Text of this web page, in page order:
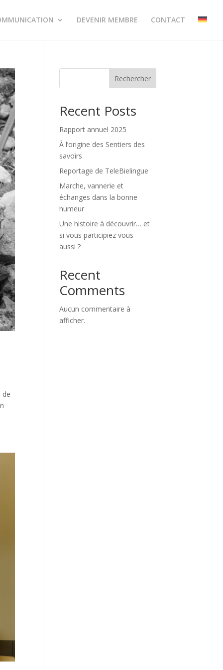
DEVENIR MEMBRE CONTACT
de
Rechercher
Recent Posts
Rapport annuel 2025
À l’origine des Sentiers des
savoirs
Reportage de TeleBielingue
Marche, vannerie et
échanges dans la bonne
humeur
Une histoire à découvrir… et
si vous participiez vous
aussi ?
Recent
Comments
Aucun commentaire à
afficher.